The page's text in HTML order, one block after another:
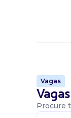
Vagas
Procure